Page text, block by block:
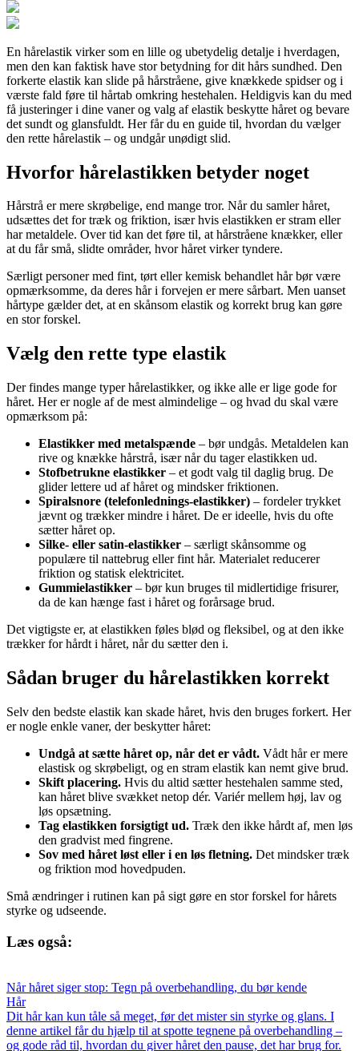
En hårelastik virker som en lille og ubetydelig detalje i hverdagen,
men den kan faktisk have stor betydning for dit hårs sundhed. Den
forkerte elastik kan slide på hårstråene, give knækkede spidser og i
værste fald føre til hårtab omkring hestehalen. Heldigvis kan du med
få justeringer i dine vaner og valg af elastik beskytte håret og bevare
det sundt og glansfuldt. Her får du en guide til, hvordan du vælger
den rette hårelastik – og undgår unødigt slid.
Hvorfor hårelastikken betyder noget
Hårstrå er mere skrøbelige, end mange tror. Når du samler håret,
udsættes det for træk og friktion, især hvis elastikken er stram eller
har metaldele. Over tid kan det føre til, at hårstråene knækker, eller
at du får små, slidte områder, hvor håret virker tyndere.
Særligt personer med fint, tørt eller kemisk behandlet hår bør være
opmærksomme, da deres hår i forvejen er mere sårbart. Men uanset
hårtype gælder det, at en skånsom elastik og korrekt brug kan gøre
en stor forskel.
Vælg den rette type elastik
Der findes mange typer hårelastikker, og ikke alle er lige gode for
håret. Her er nogle af de mest almindelige – og hvad du skal være
opmærksom på:
Elastikker med metalspænde – bør undgås. Metaldelen kan
rive og knække hårstrå, især når du tager elastikken ud.
Stofbetrukne elastikker – et godt valg til daglig brug. De
glider lettere ud af håret og mindsker friktionen.
Spiralsnore (telefonlednings-elastikker) – fordeler trykket
jævnt og trækker mindre i håret. De er ideelle, hvis du ofte
sætter håret op.
Silke- eller satin-elastikker – særligt skånsomme og
populære til nattebrug eller fint hår. Materialet reducerer
friktion og statisk elektricitet.
Gummielastikker – bør kun bruges til midlertidige frisurer,
da de kan hænge fast i håret og forårsage brud.
Det vigtigste er, at elastikken føles blød og fleksibel, og at den ikke
trækker for hårdt i håret, når du sætter den i.
Sådan bruger du hårelastikken korrekt
Selv den bedste elastik kan skade håret, hvis den bruges forkert. Her
er nogle enkle vaner, der beskytter håret:
Undgå at sætte håret op, når det er vådt. Vådt hår er mere
elastisk og skrøbeligt, og en stram elastik kan nemt give brud.
Skift placering. Hvis du altid sætter hestehalen samme sted,
kan håret blive svækket netop dér. Variér mellem høj, lav og
løs opsætning.
Tag elastikken forsigtigt ud. Træk den ikke hårdt af, men løs
den gradvist med fingrene.
Sov med håret løst eller i en løs fletning. Det mindsker træk
og friktion mod hovedpuden.
Små ændringer i rutinen kan på sigt gøre en stor forskel for hårets
styrke og udseende.
Læs også:
Når håret siger stop: Tegn på overbehandling, du bør kende
Hår
Dit hår kan kun tåle så meget, før det mister sin styrke og glans. I
denne artikel får du hjælp til at spotte tegnene på overbehandling –
og gode råd til, hvordan du giver håret den pause, det har brug for.